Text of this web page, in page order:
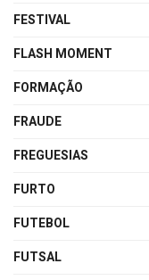
FESTIVAL
FLASH MOMENT
FORMAÇÃO
FRAUDE
FREGUESIAS
FURTO
FUTEBOL
FUTSAL